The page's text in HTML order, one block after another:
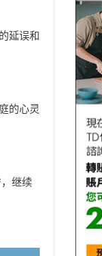
延误和
的心灵
继续